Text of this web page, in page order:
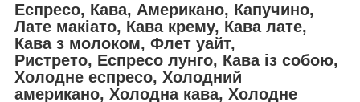
Еспресо, Кава, Американо, Капучино,
Лате макіато, Кава крему, Кава лате,
Кава з молоком, Флет уайт,
Ристрето, Еспресо лунго, Кава із собою,
Холодне еспресо, Холодний
американо, Холодна кава, Холодне